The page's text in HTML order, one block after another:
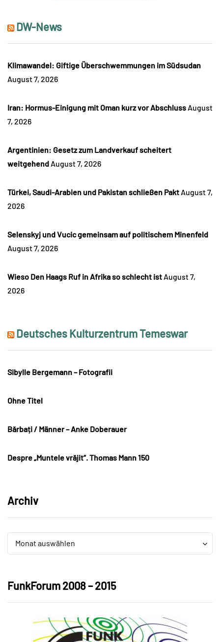
DW-News
Klimawandel: Giftige Überschwemmungen im Südsudan
August 7, 2026
Iran: Hormus-Einigung mit Oman kurz vor Abschluss August
7, 2026
Argentinien: Gesetz zum Landverkauf scheitert
weitgehend August 7, 2026
Türkei, Saudi-Arabien und Pakistan schließen Pakt August 7,
2026
Selenskyj und Vucic gemeinsam auf politischem Minenfeld
August 7, 2026
Wieso Den Haags Ruf in Afrika so schlecht ist August 7,
2026
Deutsches Kulturzentrum Temeswar
Sibylle Bergemann – Fotografii
Ohne Titel
Bărbați / Männer – Anke Doberauer
Despre „Muntele vrăjit“. Thomas Mann 150
Archiv
Archiv
Monat auswählen
Archiv
FunkForum 2008 – 2015